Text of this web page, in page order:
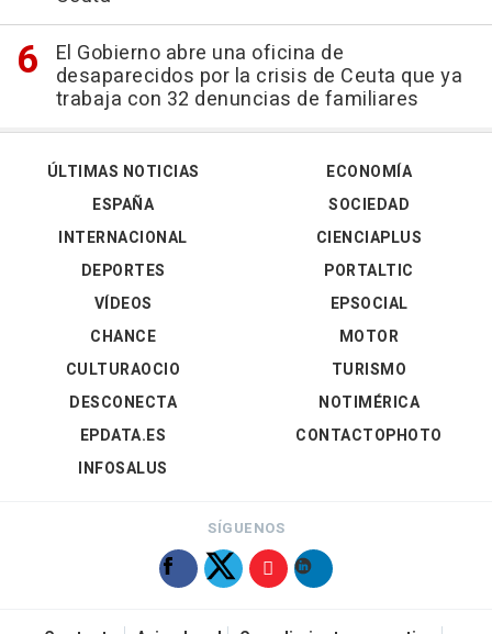
El Gobierno abre una oficina de
desaparecidos por la crisis de Ceuta que ya
trabaja con 32 denuncias de familiares
ÚLTIMAS NOTICIAS
ESPAÑA
INTERNACIONAL
DEPORTES
VÍDEOS
ECONOMÍA
SOCIEDAD
CIENCIAPLUS
PORTALTIC
EPSOCIAL
CHANCE
CULTURAOCIO
DESCONECTA
EPDATA.ES
INFOSALUS
MOTOR
TURISMO
NOTIMÉRICA
CONTACTOPHOTO
SÍGUENOS